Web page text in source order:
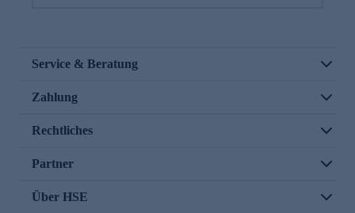
Service & Beratung
Zahlung
Rechtliches
Partner
Über HSE